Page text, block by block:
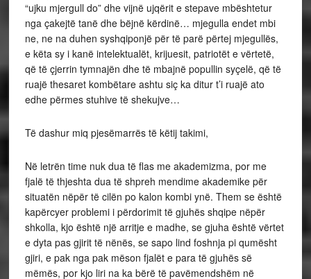
“ujku mjergull do” dhe vijnë ujqërit e stepave mbështetur
nga çakejtë tanë dhe bëjnë kërdinë… mjegulla endet mbi
ne, ne na duhen syshqiponjë për të parë përtej mjegullës,
e këta sy i kanë intelektualët, krijuesit, patriotët e vërtetë,
që të çjerrin tymnajën dhe të mbajnë popullin syçelë, që të
ruajë thesaret kombëtare ashtu siç ka ditur t’i ruajë ato
edhe përmes stuhive të shekujve…
Të dashur miq pjesëmarrës të këtij takimi,
Në letrën time nuk dua të flas me akademizma, por me
fjalë të thjeshta dua të shpreh mendime akademike për
situatën nëpër të cilën po kalon kombi ynë. Them se është
kapërcyer problemi i përdorimit të gjuhës shqipe nëpër
shkolla, kjo është një arritje e madhe, se gjuha është vërtet
e dyta pas gjirit të nënës, se sapo lind foshnja pi qumësht
gjiri, e pak nga pak mëson fjalët e para të gjuhës së
mëmës, por kjo liri na ka bërë të pavëmendshëm në